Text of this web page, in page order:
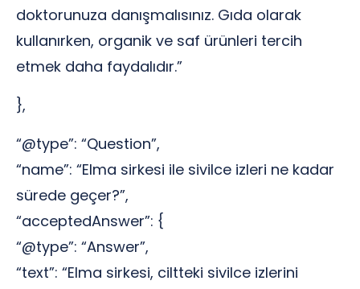
doktorunuza danışmalısınız. Gıda olarak
kullanırken, organik ve saf ürünleri tercih
etmek daha faydalıdır.”
},
“@type”: “Question”,
“name”: “Elma sirkesi ile sivilce izleri ne kadar
sürede geçer?”,
“acceptedAnswer”: {
“@type”: “Answer”,
“text”: “Elma sirkesi, ciltteki sivilce izlerini